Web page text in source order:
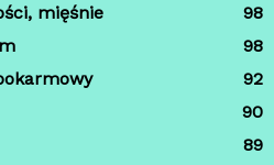
mięśnie
98
98
92
90
89